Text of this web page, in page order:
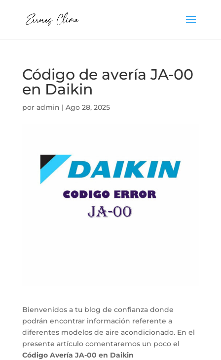
Código de avería JA-00
en Daikin
por admin | Ago 28, 2025
Bienvenidos a tu blog de confianza donde
podrán encontrar información referente a
diferentes modelos de aire acondicionado. En el
presente artículo comentaremos un poco el
Código Avería JA-00 en Daikin